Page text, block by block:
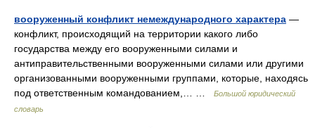
вооруженный конфликт немеждународного характера —
конфликт, происходящий на территории какого либо
государства между его вооруженными силами и
антиправительственными вооруженными силами или другими
организованными вооруженными группами, которые, находясь
под ответственным командованием,… …
Большой юридический
словарь